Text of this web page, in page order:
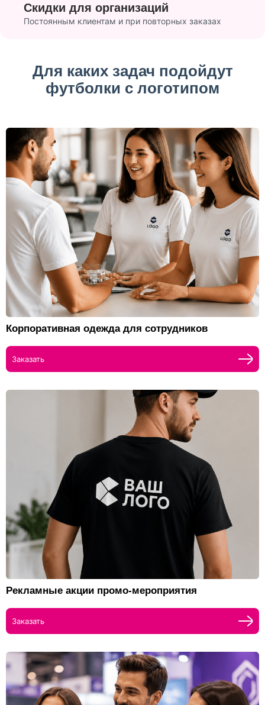
Скидки для организаций
Постоянным клиентам и при повторных заказах
Для каких задач подойдут
футболки с логотипом
Корпоративная одежда для сотрудников
Заказать
Рекламные акции промо-мероприятия
Заказать